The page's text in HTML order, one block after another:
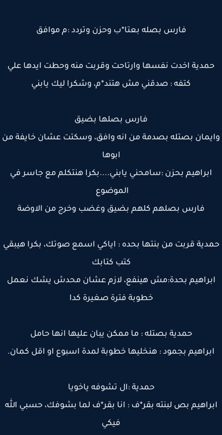
فارس بصله بعتا*ب وحزن وتردد :م موافق
اخدت نفسها وارتاحت وقربت منه وحطت ايدها علي
كتفه : صدقني مش هتند*م، وشكرا ليك يابني
فارس بصلها بضيق
بصتله بصدمة من انه وافق، وسكتت عشان خايفة من
ابوها
ابراهيم بحزن :سامحني يابني....بكرا هنتكلم مع جاسر في
الموضوع
فارس بصلهم كلهم بضيق وغضب وخرج من الاوضة
قربت من بنتها بحده : اياكي اسمع صوتك، بكرا هيبقي
كتب كتابك
بحدة:مش هينفع، لازم عشان محدش يشك نعمل
خطوبة فترة صغيرة كدا
حمدية بصتله : ما ممكن يبان عليها انها حامل
بجمود : هنخليها خطوبة لمدة اسبوع او اقل كمان.
حمدية :ال تشوفه ياخويا
بص لبنته بقر*ف : انا بقر*ف لما بشوفك، حسبي الله
فيكي